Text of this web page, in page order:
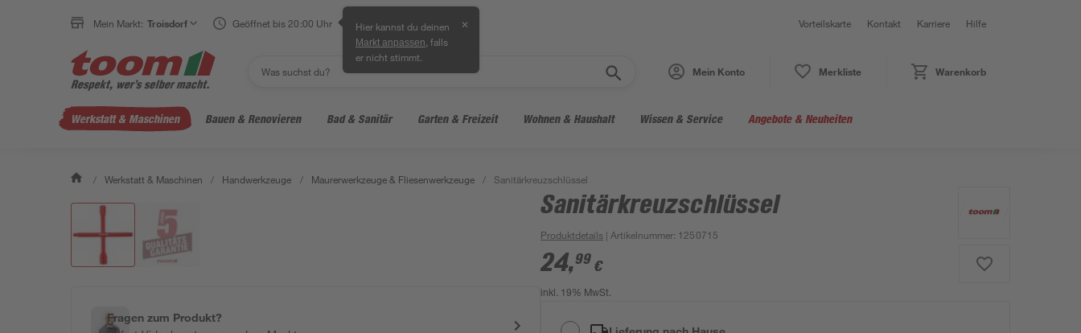
Mein Markt: Troisdorf Geöffnet bis 20:00 Uhr Hier kannst du deinen
Markt anpassen , falls
er nicht stimmt.
✕ Vorteilskarte Kontakt Karriere Hilfe
Mein Konto Merkliste Warenkorb
Werkstatt & Maschinen Bauen & Renovieren Bad & Sanitär Garten & Freizeit Wohnen & Haushalt Wissen & Service Angebote & Neuheiten
/ Werkstatt & Maschinen / Handwerkzeuge / Maurerwerkzeuge & Fliesenwerkzeuge / Sanitärkreuzschlüssel
Fragen zum Produkt?
Sanitärkreuzschlüssel
Produktdetails | Artikelnummer: 1250715
24,99 €
inkl. 19% MwSt.